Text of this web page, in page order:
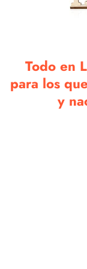
Todo en
para los
y